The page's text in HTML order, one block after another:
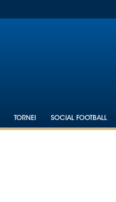
TORNEI SOCIAL FOOTBALL